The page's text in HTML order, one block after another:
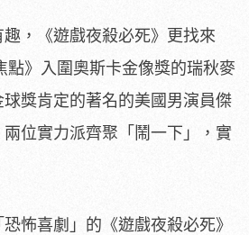
，《遊戲夜殺必死》更找來
點》入圍奧斯卡金像獎的瑞秋麥
獎肯定的著名的美國男演員傑
位實力派齊聚「鬧一下」，實
怖喜劇」的《遊戲夜殺必死》